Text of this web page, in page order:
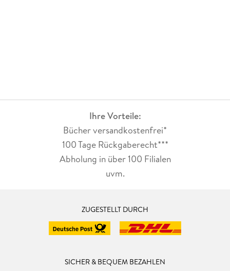
Ihre Vorteile:
Bücher versandkostenfrei*
100 Tage Rückgaberecht***
Abholung in über 100 Filialen
uvm.
ZUGESTELLT DURCH
SICHER & BEQUEM BEZAHLEN